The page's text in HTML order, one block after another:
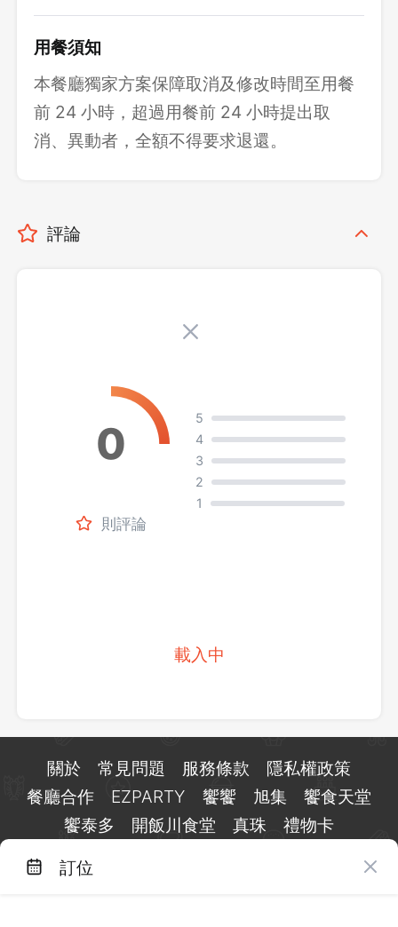
用餐須知
本餐廳獨家方案保障取消及修改時間至用餐
前 24 小時，超過用餐前 24 小時提出取
消、異動者，全額不得要求退還。
評論
則評論
5
4
3
2
1
載入中
訂位
關於 常見問題 服務條款
隱私權政策
餐廳合作
EZPARTY 饗饗 旭集
饗食天堂
饗泰多
開飯川食堂 真珠 禮物卡